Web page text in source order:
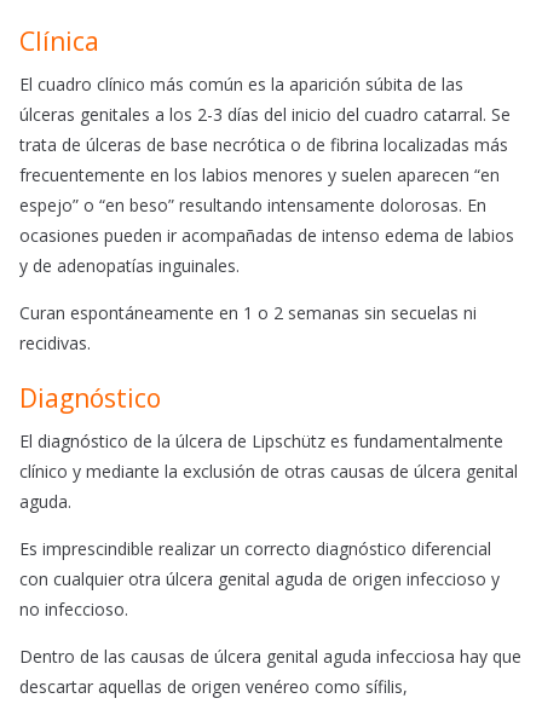
Clínica
El cuadro clínico más común es la aparición súbita de las
úlceras genitales a los 2-3 días del inicio del cuadro catarral. Se
trata de úlceras de base necrótica o de fibrina localizadas más
frecuentemente en los labios menores y suelen aparecen “en
espejo” o “en beso” resultando intensamente dolorosas. En
ocasiones pueden ir acompañadas de intenso edema de labios
y de adenopatías inguinales.
Curan espontáneamente en 1 o 2 semanas sin secuelas ni
recidivas.
Diagnóstico
El diagnóstico de la úlcera de Lipschütz es fundamentalmente
clínico y mediante la exclusión de otras causas de úlcera genital
aguda.
Es imprescindible realizar un correcto diagnóstico diferencial
con cualquier otra úlcera genital aguda de origen infeccioso y
no infeccioso.
Dentro de las causas de úlcera genital aguda infecciosa hay que
descartar aquellas de origen venéreo como sífilis,